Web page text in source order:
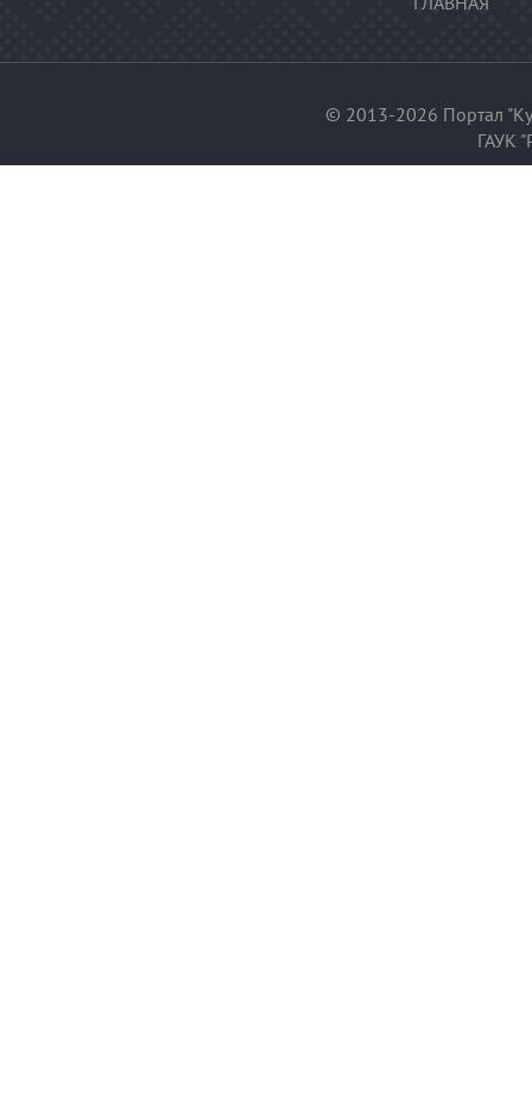
© 2013-2026 Портал
ГАУК